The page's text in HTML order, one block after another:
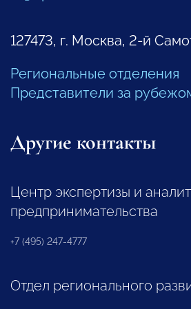
127473, г. Москва, 2-й
Региональные отделения
Представители за
Другие контакты
Центр экспертизы и
предпринимательства
+7 (495) 247-4777
Отдел регионального